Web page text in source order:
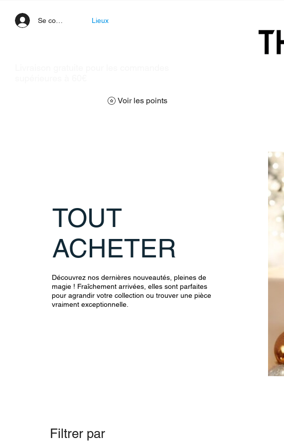
Se connecter Lieux
Voir les points
TOUT
ACHETER
Découvrez nos dernières nouveautés, pleines de
magie ! Fraîchement arrivées, elles sont parfaites
pour agrandir votre collection ou trouver une pièce
vraiment exceptionnelle.
Filtrer par